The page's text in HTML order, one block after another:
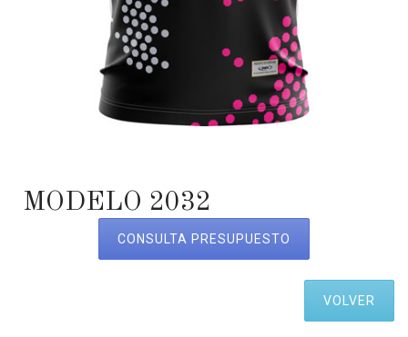
MODELO 2032
CONSULTA PRESUPUESTO
VOLVER